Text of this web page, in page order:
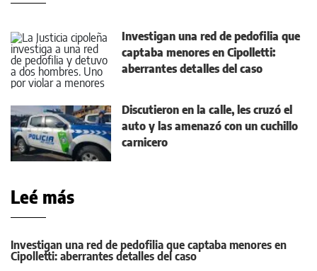
Investigan una red de pedofilia que
captaba menores en Cipolletti:
aberrantes detalles del caso
Discutieron en la calle, les cruzó el
auto y las amenazó con un cuchillo
carnicero
Leé más
Investigan una red de pedofilia que captaba menores en
Cipolletti: aberrantes detalles del caso